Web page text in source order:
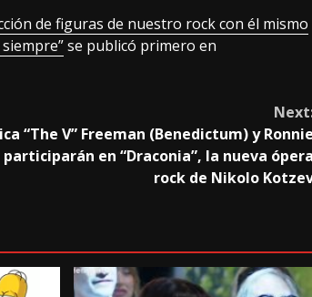
de figuras de nuestro rock con él mismo
se publicó primero en
“The V” Freeman (Benedictum) y
participarán en “Draconia”, la nueva
rock de Nikolo